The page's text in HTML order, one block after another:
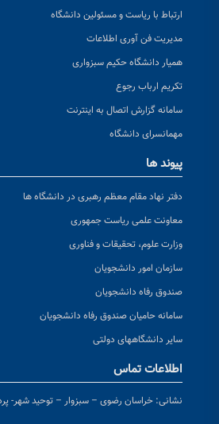
ارتباط با ریاست و مسئولین دانشگاه
مدیریت فن آوری اطلاعات
همیار دانشگاه حکیم سبزواری
تکریم ارباب رجوع
سامانه گزارش اتصال به اینترنت
مهمانسرای دانشگاه
پیوند ها
دفتر نهاد مقام معظم رهبری در دانشگاه ها
معاونت علمی ریاست جمهوری
وزارت علوم، تحقیقات و فناوری
سازمان امور دانشجویان
صندوق رفاه دانشجویان
سامانه حامیان صندوق رفاه دانشجویان
سایر دانشگاههای دولتی
اطلاعات تماس
نشانی: خراسان رضوی – سبزوار – توحید شهر-